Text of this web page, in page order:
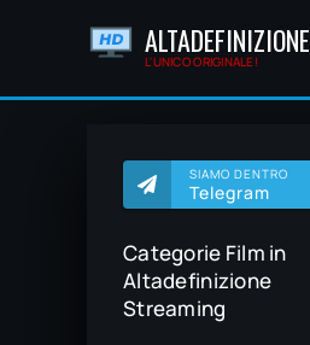
ALTADEFINIZIONE
L'UNICO ORIGINALE!
SIAMO DENTRO
Telegram
Categorie Film in
Altadefinizione
Streaming